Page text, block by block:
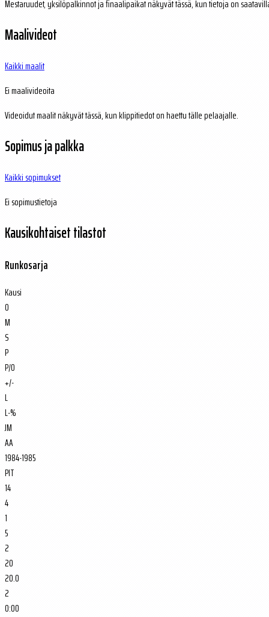
Mestaruudet, yksilöpalkinnot ja finaalipaikat näkyvät tässä, kun tietoja on
Maalivideot
Kaikki maalit
Ei maalivideoita
Videoidut maalit näkyvät tässä, kun klippitiedot on haettu tälle pelaajalle.
Sopimus ja palkka
Kaikki sopimukset
Ei sopimustietoja
Kausikohtaiset tilastot
Runkosarja
Kausi
O
M
S
P
P/O
+/-
L
L-%
JM
AA
1984-1985
PIT
14
4
1
5
2
20
20.0
2
0:00